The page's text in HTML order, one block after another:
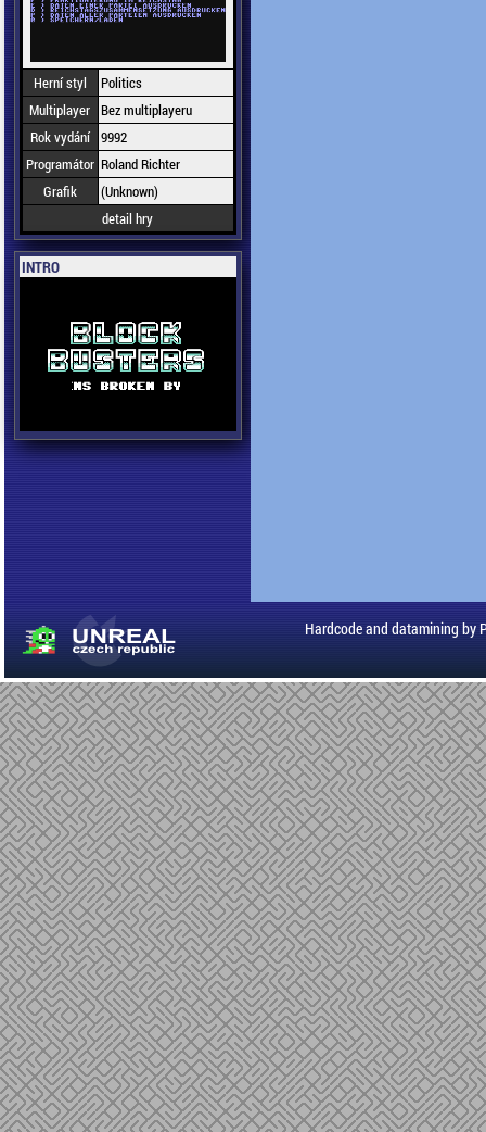
Herní styl
Politics
Multiplayer Bez multiplayeru
Rok vydání 9992
Programátor Roland Richter
Grafik
(Unknown)
detail hry
INTRO
Hardcode and datamining by